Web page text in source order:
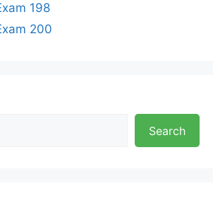
198
200
Search